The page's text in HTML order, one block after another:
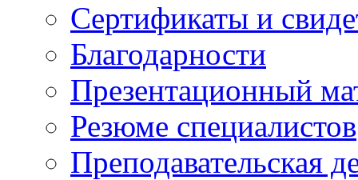
Сертификаты и
Благодарности
Презентационный
Резюме специалистов
Преподавательская